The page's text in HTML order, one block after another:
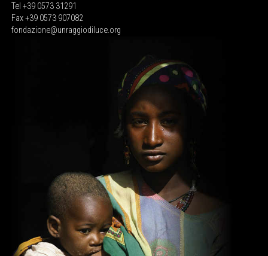
Tel +39 0573 31291
Fax +39 0573 907082
fondazione@unraggiodiluce.org